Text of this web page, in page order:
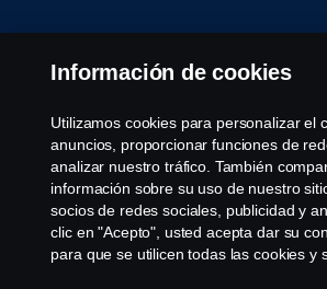
Información de cookies
Utilizamos cookies para personalizar el
anuncios, proporcionar funciones de
analizar nuestro tráfico. También
información sobre su uso de nuestro
socios de redes sociales, publicidad y
clic en "Acepto", usted acepta dar su
para que se utilicen todas las cookies y